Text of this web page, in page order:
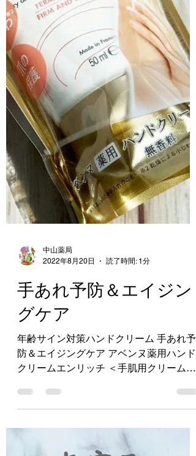
中山薬局
手あれ予防＆エイジン
グケア
クリームエンリッチ ＜手肌用クリーム
（敏感肌用）＞ 50g 1,485円（税込）